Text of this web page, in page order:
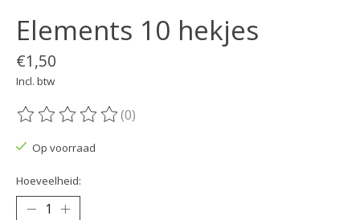
Elements 10 hekjes
€1,50
Incl. btw
De beoordeling van dit product is
(0)
Op voorraad
Hoeveelheid: